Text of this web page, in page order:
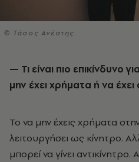
© Τάσος Ανέστης
— Τι είναι πιο επικίνδυνο για έναν καλλιτέχνη; Να
μην έχει χρήματα ή να
Το να μην έχεις χρήματα
λειτουργήσει ως κίνητρο.
μπορεί να γίνει